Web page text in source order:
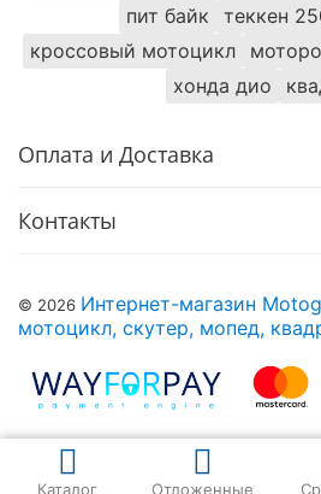
пит байк
теккен
кроссовый мотоцикл
хонда дио
Оплата и Доставка
Контакты
© 2026 Интернет-магазин
мотоцикл, скутер, мопед,
Каталог Отложенные